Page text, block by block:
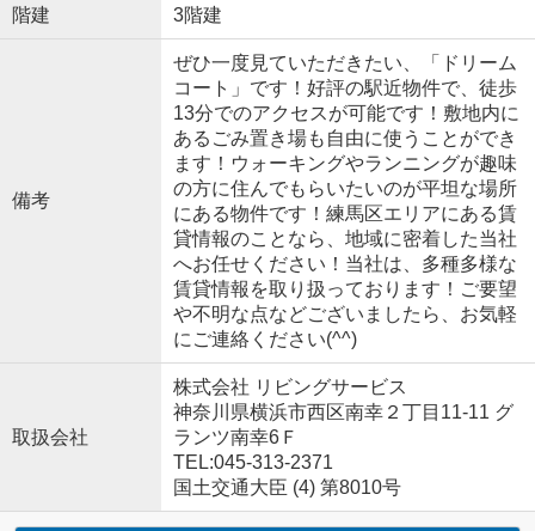
階建 3階建
備考
ぜひ一度見ていただきたい、「ドリーム
コート」です！好評の駅近物件で、徒歩
13分でのアクセスが可能です！敷地内に
あるごみ置き場も自由に使うことができ
ます！ウォーキングやランニングが趣味
の方に住んでもらいたいのが平坦な場所
にある物件です！練馬区エリアにある賃
貸情報のことなら、地域に密着した当社
へお任せください！当社は、多種多様な
賃貸情報を取り扱っております！ご要望
や不明な点などございましたら、お気軽
にご連絡ください(^^)
取扱会社
株式会社 リビングサービス
神奈川県横浜市西区南幸２丁目11-11 グ
ランツ南幸6Ｆ
TEL:045-313-2371
国土交通大臣 (4) 第8010号